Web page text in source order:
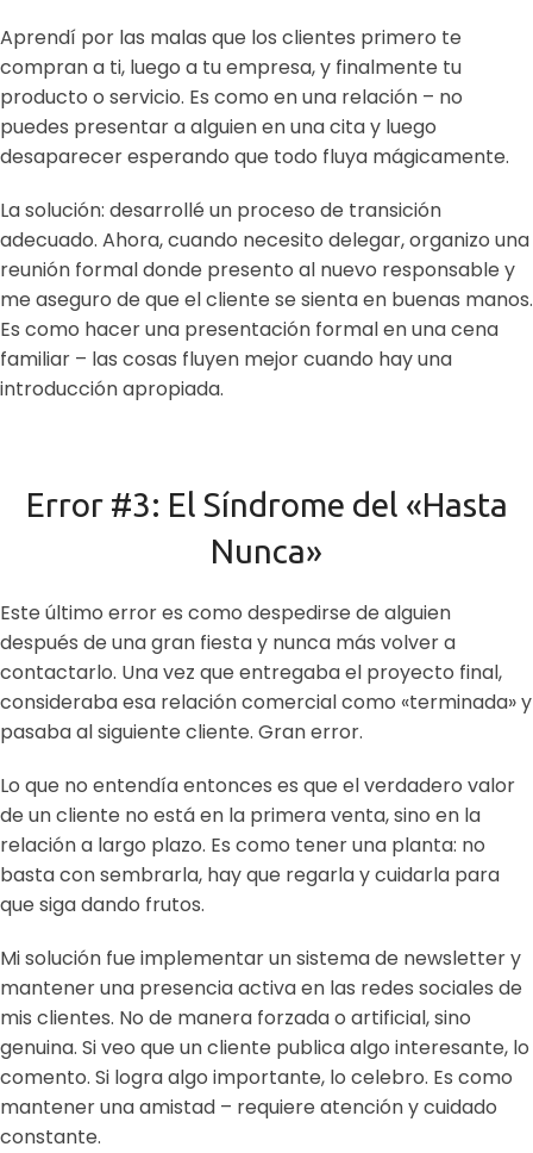
Aprendí por las malas que los clientes primero te
compran a ti, luego a tu empresa, y finalmente tu
producto o servicio. Es como en una relación – no
puedes presentar a alguien en una cita y luego
desaparecer esperando que todo fluya mágicamente.
La solución: desarrollé un proceso de transición
adecuado. Ahora, cuando necesito delegar, organizo una
reunión formal donde presento al nuevo responsable y
me aseguro de que el cliente se sienta en buenas manos.
Es como hacer una presentación formal en una cena
familiar – las cosas fluyen mejor cuando hay una
introducción apropiada.
Error #3: El Síndrome del «Hasta
Nunca»
Este último error es como despedirse de alguien
después de una gran fiesta y nunca más volver a
contactarlo. Una vez que entregaba el proyecto final,
consideraba esa relación comercial como «terminada» y
pasaba al siguiente cliente. Gran error.
Lo que no entendía entonces es que el verdadero valor
de un cliente no está en la primera venta, sino en la
relación a largo plazo. Es como tener una planta: no
basta con sembrarla, hay que regarla y cuidarla para
que siga dando frutos.
Mi solución fue implementar un sistema de newsletter y
mantener una presencia activa en las redes sociales de
mis clientes. No de manera forzada o artificial, sino
genuina. Si veo que un cliente publica algo interesante, lo
comento. Si logra algo importante, lo celebro. Es como
mantener una amistad – requiere atención y cuidado
constante.